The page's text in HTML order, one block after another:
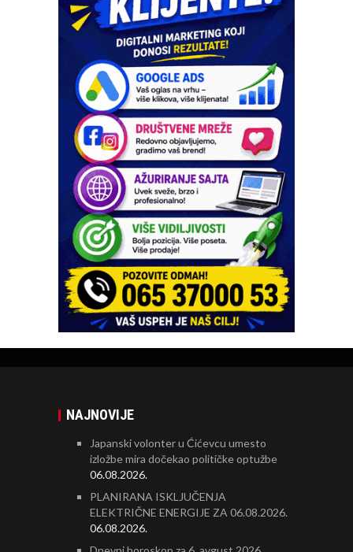
NAJNOVIJE
Japanski volonter u Ćićevcu umesto
izložbe mira dočekao političke optužbe
06.08.2026.
PLANIRANA ISKLJUČENJA
ELEKTRIČNE ENERGIJE ZA 06.08.2026.
06.08.2026.